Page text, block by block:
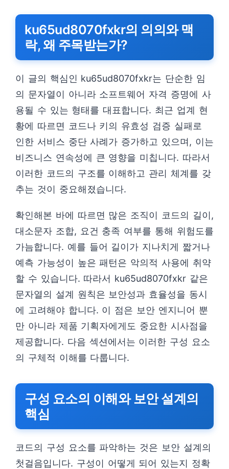
ku65ud8070fxkr의 의의와 맥
락, 왜 주목받는가?
이 글의 핵심인 ku65ud8070fxkr는 단순한 임
의 문자열이 아니라 소프트웨어 자격 증명에 사
용될 수 있는 형태를 대표합니다. 최근 업계 현
황에 따르면 코드나 키의 유효성 검증 실패로
인한 서비스 중단 사례가 증가하고 있으며, 이는
비즈니스 연속성에 큰 영향을 미칩니다. 따라서
이러한 코드의 구조를 이해하고 관리 체계를 갖
추는 것이 중요해졌습니다.
확인해본 바에 따르면 많은 조직이 코드의 길이,
대소문자 조합, 요건 충족 여부를 통해 위험도를
가늠합니다. 예를 들어 길이가 지나치게 짧거나
예측 가능성이 높은 패턴은 악의적 사용에 취약
할 수 있습니다. 따라서 ku65ud8070fxkr 같은
문자열의 설계 원칙은 보안성과 효율성을 동시
에 고려해야 합니다. 이 점은 보안 엔지니어 뿐
만 아니라 제품 기획자에게도 중요한 시사점을
제공합니다. 다음 섹션에서는 이러한 구성 요소
의 구체적 이해를 다룹니다.
구성 요소의 이해와 보안 설계의
핵심
코드의 구성 요소를 파악하는 것은 보안 설계의
첫걸음입니다. 구성이 어떻게 되어 있는지 정확